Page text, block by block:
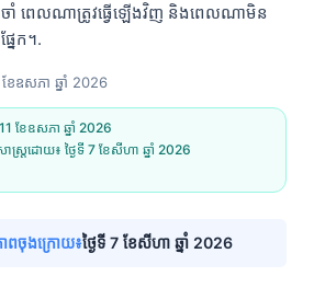
ាំ ពេលណាត្រូវធ្វើឡើងវិញ និងពេលណាមិន
នែក។.
ខែឧសភា ឆ្នាំ 2026
11 ខែឧសភា ឆ្នាំ 2026
ាស្ត្រដោយ៖ ថ្ងៃទី 7 ខែសីហា ឆ្នាំ 2026
ភាពចុងក្រោយ៖ថ្ងៃទី 7 ខែសីហា ឆ្នាំ 2026